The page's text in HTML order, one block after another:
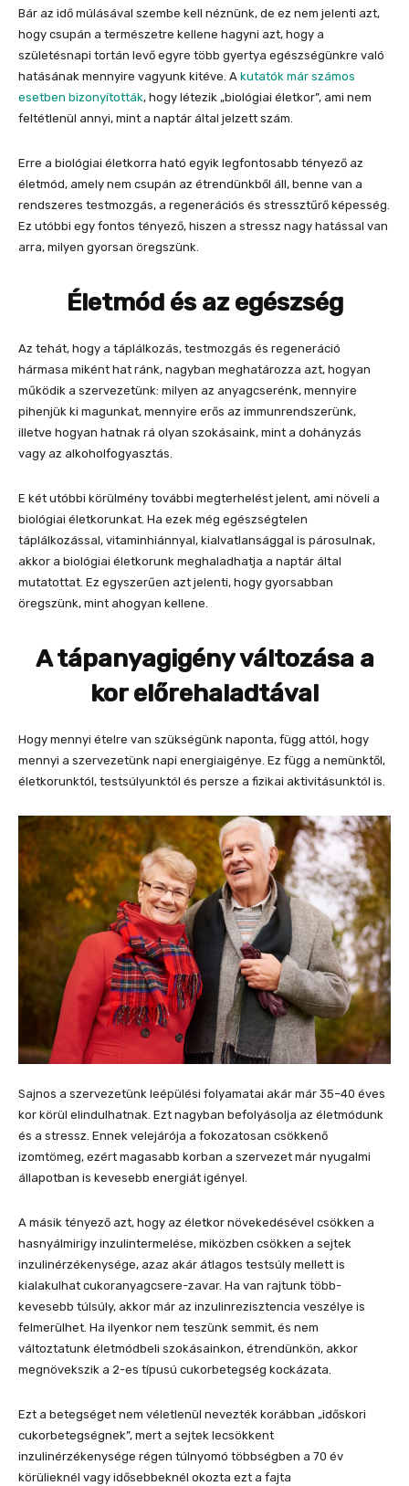
Bár az idő múlásával szembe kell néznünk, de ez nem jelenti azt,
hogy csupán a természetre kellene hagyni azt, hogy a
születésnapi tortán levő egyre több gyertya egészségünkre való
hatásának mennyire vagyunk kitéve. A kutatók már számos
esetben bizonyították, hogy létezik „biológiai életkor”, ami nem
feltétlenül annyi, mint a naptár által jelzett szám.
Erre a biológiai életkorra ható egyik legfontosabb tényező az
életmód, amely nem csupán az étrendünkből áll, benne van a
rendszeres testmozgás, a regenerációs és stressztűrő képesség.
Ez utóbbi egy fontos tényező, hiszen a stressz nagy hatással van
arra, milyen gyorsan öregszünk.
Életmód és az egészség
Az tehát, hogy a táplálkozás, testmozgás és regeneráció
hármasa miként hat ránk, nagyban meghatározza azt, hogyan
működik a szervezetünk: milyen az anyagcserénk, mennyire
pihenjük ki magunkat, mennyire erős az immunrendszerünk,
illetve hogyan hatnak rá olyan szokásaink, mint a dohányzás
vagy az alkoholfogyasztás.
E két utóbbi körülmény további megterhelést jelent, ami növeli a
biológiai életkorunkat. Ha ezek még egészségtelen
táplálkozással, vitaminhiánnyal, kialvatlansággal is párosulnak,
akkor a biológiai életkorunk meghaladhatja a naptár által
mutatottat. Ez egyszerűen azt jelenti, hogy gyorsabban
öregszünk, mint ahogyan kellene.
A tápanyagigény változása a
kor előrehaladtával
Hogy mennyi ételre van szükségünk naponta, függ attól, hogy
mennyi a szervezetünk napi energiaigénye. Ez függ a nemünktől,
életkorunktól, testsúlyunktól és persze a fizikai aktivitásunktól is.
Sajnos a szervezetünk leépülési folyamatai akár már 35–40 éves
kor körül elindulhatnak. Ezt nagyban befolyásolja az életmódunk
és a stressz. Ennek velejárója a fokozatosan csökkenő
izomtömeg, ezért magasabb korban a szervezet már nyugalmi
állapotban is kevesebb energiát igényel.
A másik tényező azt, hogy az életkor növekedésével csökken a
hasnyálmirigy inzulintermelése, miközben csökken a sejtek
inzulinérzékenysége, azaz akár átlagos testsúly mellett is
kialakulhat cukoranyagcsere-zavar. Ha van rajtunk több-
kevesebb túlsúly, akkor már az inzulinrezisztencia veszélye is
felmerülhet. Ha ilyenkor nem teszünk semmit, és nem
változtatunk életmódbeli szokásainkon, étrendünkön, akkor
megnövekszik a 2-es típusú cukorbetegség kockázata.
Ezt a betegséget nem véletlenül nevezték korábban „időskori
cukorbetegségnek”, mert a sejtek lecsökkent
inzulinérzékenysége régen túlnyomó többségben a 70 év
körülieknél vagy idősebbeknél okozta ezt a fajta